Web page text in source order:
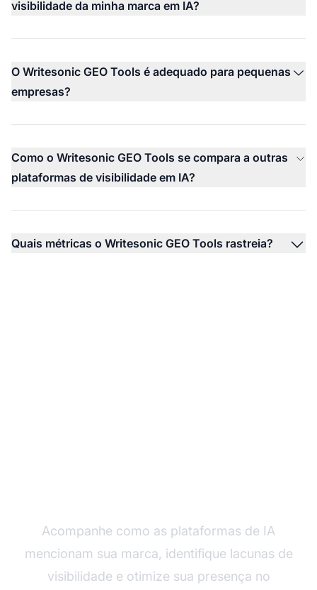
visibilidade da minha marca em IA?
O Writesonic GEO Tools é adequado para pequenas
empresas?
Como o Writesonic GEO Tools se compara a outras
plataformas de visibilidade em IA?
Quais métricas o Writesonic GEO Tools rastreia?
Acompanhe como as plataformas de IA
mencionam sua marca, identifique lacunas de
visibilidade e otimize sua presença no